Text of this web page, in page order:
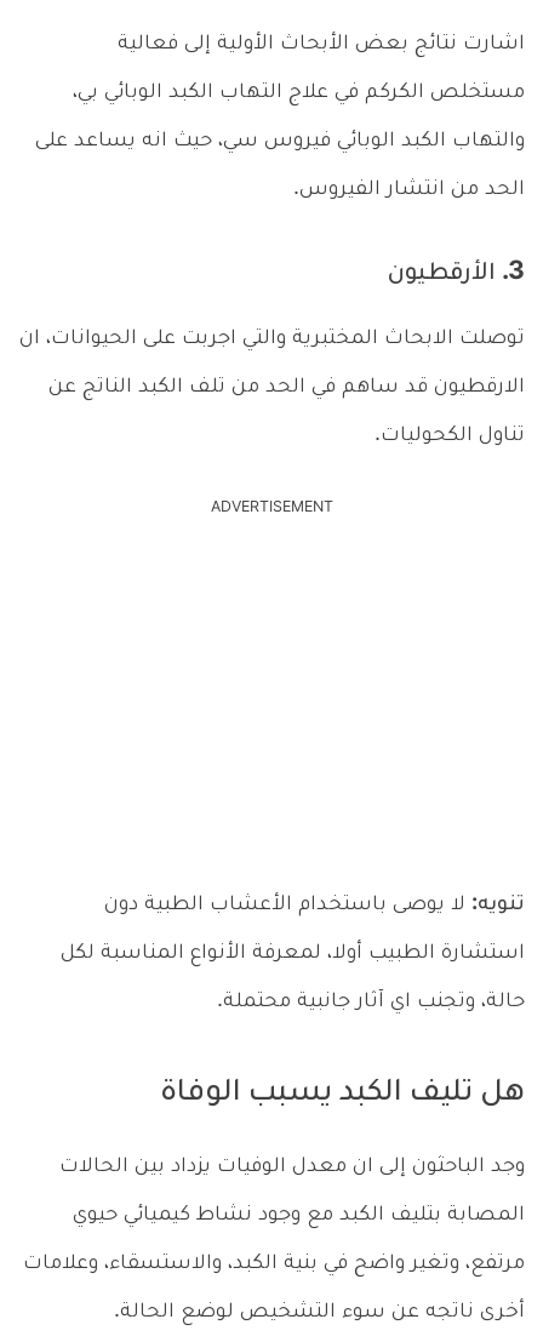
اشارت نتائج بعض الأبحاث الأولية إلى فعالية
مستخلص الكركم في علاج التهاب الكبد الوبائي بي،
والتهاب الكبد الوبائي فيروس سي، حيث انه يساعد على
الحد من انتشار الفيروس.
3. الأرقطيون
توصلت الابحاث المختبرية والتي اجربت على الحيوانات، ان
الارقطيون قد ساهم في الحد من تلف الكبد الناتج عن
تناول الكحوليات.
ADVERTISEMENT
تنويه: لا يوصى باستخدام الأعشاب الطبية دون
استشارة الطبيب أولا، لمعرفة الأنواع المناسبة لكل
حالة، وتجنب اي آثار جانبية محتملة.
هل تليف الكبد يسبب الوفاة
وجد الباحثون إلى ان معدل الوفيات يزداد بين الحالات
المصابة بتليف الكبد مع وجود نشاط كيميائي حيوي
مرتفع، وتغير واضح في بنية الكبد، والاستسقاء، وعلامات
أخرى ناتجه عن سوء التشخيص لوضع الحالة.